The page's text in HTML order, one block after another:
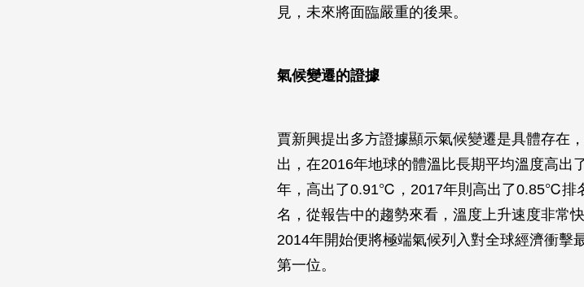
見，未來將面臨嚴重的後果。
氣候變遷的證據
賈新興提出多方證據顯示氣候變遷是具體存在
出，在2016年地球的體溫比長期平均溫度高
年，高出了0.91℃，2017年則高出了0.85℃排
名，從報告中的趨勢來看，溫度上升速度非常
2014年開始便將極端氣候列入對全球經濟衝擊
第一位。